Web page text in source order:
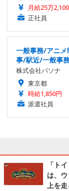
月給25万
正社員
一般事務/アニメ
事/駅近/一般事
株式会社パソナ
東京都
時給1,850円
派遣社員
「ト
は、
上を